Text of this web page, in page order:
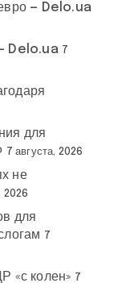
— Delo.ua
Delo.ua 7
для
7 августа, 2026
не
2026
для
7
«с колен» 7